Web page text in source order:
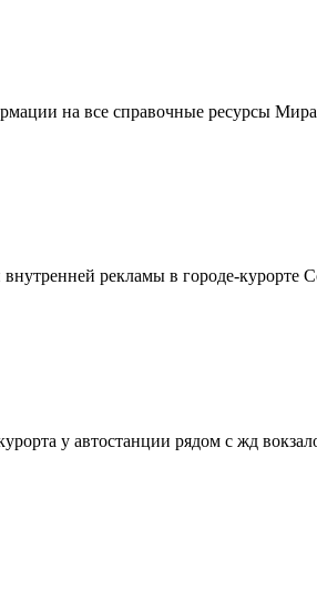
на все справочные ресурсы
рекламы в городе-курорте
у автостанции рядом с жд